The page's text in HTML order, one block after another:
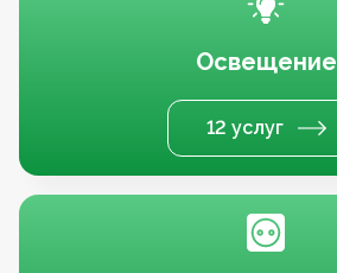
Освещение
12 услуг